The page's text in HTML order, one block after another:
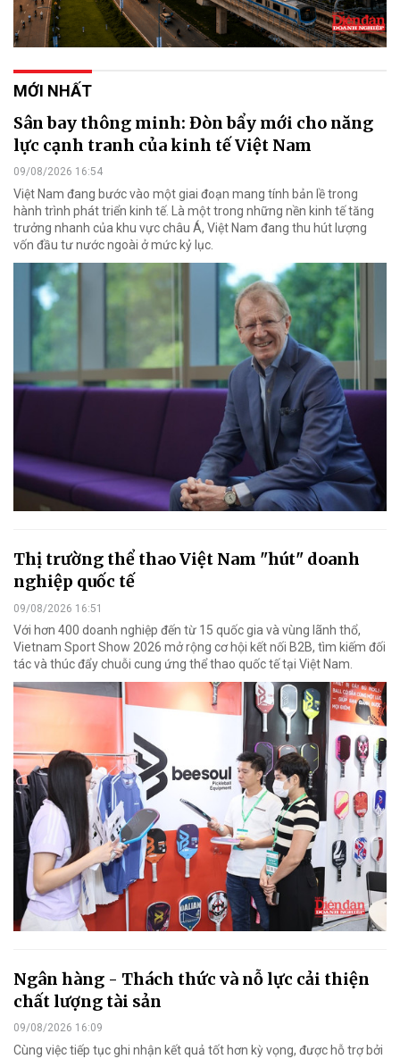
MỚI NHẤT
Sân bay thông minh: Đòn bẩy mới cho năng
lực cạnh tranh của kinh tế Việt Nam
09/08/2026 16:54
Việt Nam đang bước vào một giai đoạn mang tính bản lề trong
hành trình phát triển kinh tế. Là một trong những nền kinh tế tăng
trưởng nhanh của khu vực châu Á, Việt Nam đang thu hút lượng
vốn đầu tư nước ngoài ở mức kỷ lục.
Thị trường thể thao Việt Nam "hút" doanh
nghiệp quốc tế
09/08/2026 16:51
Với hơn 400 doanh nghiệp đến từ 15 quốc gia và vùng lãnh thổ,
Vietnam Sport Show 2026 mở rộng cơ hội kết nối B2B, tìm kiếm đối
tác và thúc đẩy chuỗi cung ứng thể thao quốc tế tại Việt Nam.
Ngân hàng - Thách thức và nỗ lực cải thiện
chất lượng tài sản
09/08/2026 16:09
Cùng việc tiếp tục ghi nhận kết quả tốt hơn kỳ vọng, được hỗ trợ bởi